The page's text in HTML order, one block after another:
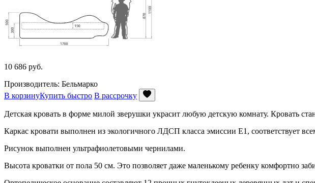
10 686 руб.
Производитель: Бельмарко
В корзинуКупить быстро В рассрочку
Детская кровать в форме милой зверушки украсит любую детскую комнату. Кровать
Каркас кровати выполнен из экологичного ЛДСП класса эмиссии Е1, соответствует
Рисунок выполнен ультрафиолетовыми чернилами.
Высота кроватки от пола 50 см. Это позволяет даже маленькому ребенку комфортно